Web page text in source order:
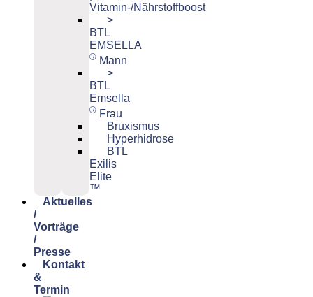
Vitamin-/Nährstoffboost
>
BTL
EMSELLA
® Mann
>
BTL
Emsella
® Frau
Bruxismus
Hyperhidrose
BTL
Exilis
Elite
™
Aktuelles
/
Vorträge
/
Presse
Kontakt
&
Termin